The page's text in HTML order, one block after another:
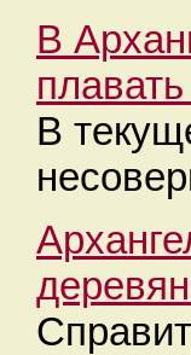
В
В